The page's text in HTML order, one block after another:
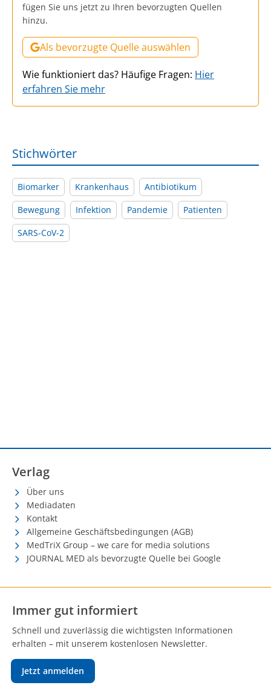
fügen Sie uns jetzt zu Ihren bevorzugten Quellen
hinzu.
Als bevorzugte Quelle auswählen
Wie funktioniert das? Häufige Fragen: Hier
erfahren Sie mehr
Stichwörter
Biomarker Krankenhaus
Antibiotikum
Bewegung
Infektion Pandemie
Patienten
SARS-CoV-2
Verlag
Über uns
Mediadaten
Kontakt
Allgemeine Geschäftsbedingungen (AGB)
MedTriX Group – we care for media solutions
JOURNAL MED als bevorzugte Quelle bei Google
Immer gut informiert
Schnell und zuverlässig die wichtigsten Informationen
erhalten – mit unserem kostenlosen Newsletter.
Jetzt anmelden